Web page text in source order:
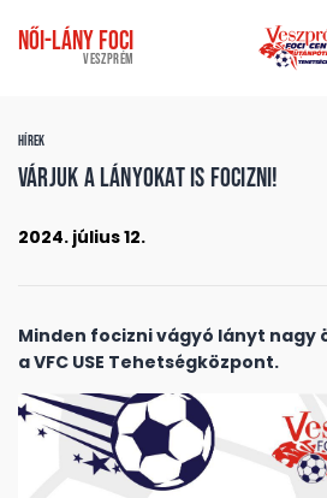
Női-Lány foci
VESZPRÉM
HÍREK
Várjuk a lányokat is focizni!
2024. július 12.
Minden focizni vágyó lányt nagy
a VFC USE Tehetségközpont.